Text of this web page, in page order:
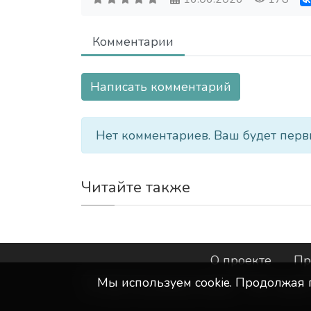
Комментарии
Написать комментарий
Нет комментариев. Ваш будет
Читайте также
О проекте
©ООО "Интернет-Курск"- Все
Мы используем сookie. Продолжая